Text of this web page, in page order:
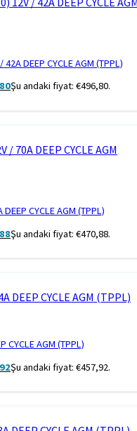
DEEP CYCLE AGM (TPPL)
Şu andaki fiyat: €496,80.
CYCLE AGM (TPPL)
Şu andaki fiyat: €470,88.
CYCLE AGM (TPPL)
Şu andaki fiyat: €457,92.